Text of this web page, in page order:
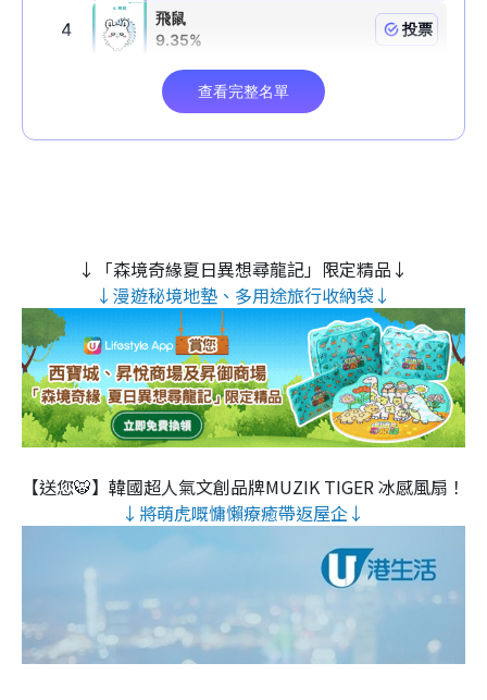
↓「森境奇緣夏日異想尋龍記」限定精品↓
↓漫遊秘境地墊、多用途旅行收納袋↓
【送您🐯】韓國超人氣文創品牌MUZIK TIGER 冰感風扇！
↓將萌虎嘅慵懶療癒帶返屋企↓